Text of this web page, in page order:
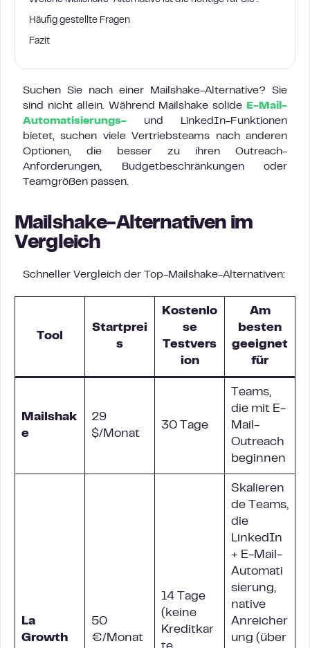
Häufig gestellte Fragen
Fazit
Suchen Sie nach einer Mailshake-Alternative? Sie
sind nicht allein. Während Mailshake solide
E-Mail-
Automatisierungs- und LinkedIn-Funktionen
bietet, suchen viele Vertriebsteams nach anderen
Optionen, die besser zu ihren Outreach-
Anforderungen, Budgetbeschränkungen oder
Teamgrößen passen.
Mailshake-Alternativen im
Vergleich
Schneller Vergleich der Top-Mailshake-Alternativen:
Tool
Startprei
s
Kostenlo
se
Testvers
ion
Am
besten
geeignet
für
Mailshak
e
29
$/Monat
30 Tage
Teams,
die mit E-
Mail-
Outreach
beginnen
La
Growth
50
€/Monat
14 Tage
(keine
Kreditkar
Skalieren
de Teams,
die
LinkedIn
+ E-Mail-
Automati
sierung,
native
Anreicher
ung (über